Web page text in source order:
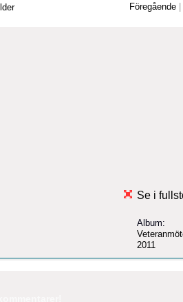
Föregående
Se i
Album:
2011